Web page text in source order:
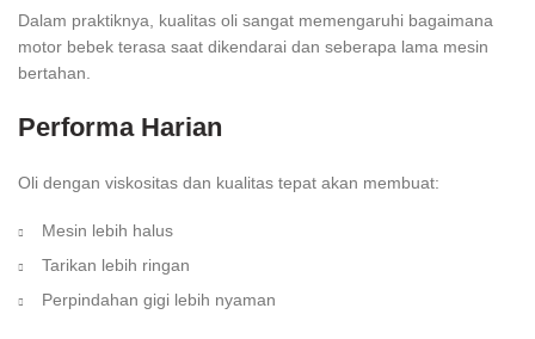
Dalam praktiknya, kualitas oli sangat memengaruhi bagaimana
motor bebek terasa saat dikendarai dan seberapa lama mesin
bertahan.
Performa Harian
Oli dengan viskositas dan kualitas tepat akan membuat:
Mesin lebih halus
Tarikan lebih ringan
Perpindahan gigi lebih nyaman